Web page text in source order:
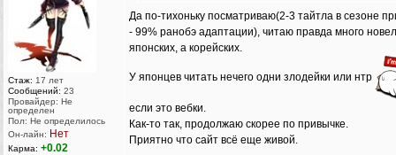
Стаж: 17 лет
Сообщений: 23
Провайдер: Не
определен
Пол: Не определилось
Он-лайн: Нет
Карма: +0.02
Да по-тихоньку посматриваю(2-3 тайтла в сезоне
- 99% ранобэ адаптации), читаю правда много
японских, а корейских.
У японцев читать нечего одни злодейки или нтр
если это вебки.
Как-то так, продолжаю скорее по привычке.
Приятно что сайт всё еще живой.